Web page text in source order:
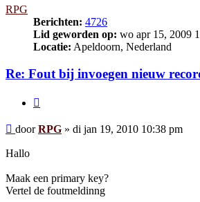
RPG
Berichten: 4726
Lid geworden op: wo apr 15, 2009
Locatie: Apeldoorn, Nederland
Re: Fout bij invoegen nieuw
Bericht
doorRPG » di jan 19, 2010 10:38 pm
Hallo
Maak een primary key?
Vertel de foutmeldinng